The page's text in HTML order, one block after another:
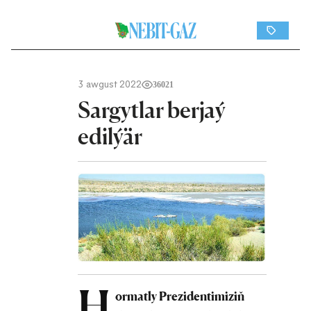
3 awgust 2022 36021
Sargytlar berjaý
edilýär
ormatly Prezidentimiziň